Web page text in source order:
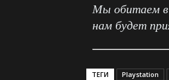
Мы обитаем в
нам будет
ТЕГИ Playstation